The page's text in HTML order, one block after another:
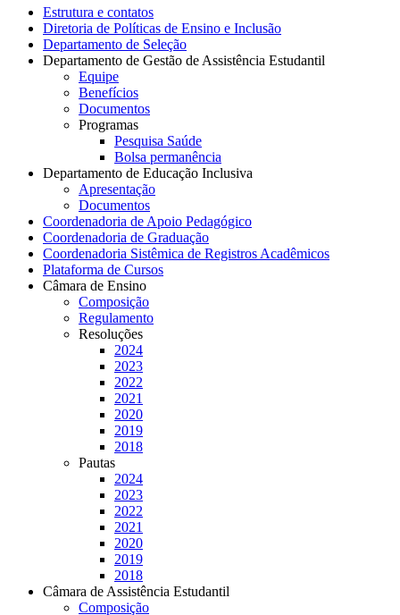
Estrutura e contatos
Diretoria de Políticas de Ensino e Inclusão
Departamento de Seleção
Departamento de Gestão de Assistência Estudantil
Equipe
Benefícios
Documentos
Programas
Pesquisa Saúde
Bolsa permanência
Departamento de Educação Inclusiva
Apresentação
Documentos
Coordenadoria de Apoio Pedagógico
Coordenadoria de Graduação
Coordenadoria Sistêmica de Registros Acadêmicos
Plataforma de Cursos
Câmara de Ensino
Composição
Regulamento
Resoluções
2024
2023
2022
2021
2020
2019
2018
Pautas
2024
2023
2022
2021
2020
2019
2018
Câmara de Assistência Estudantil
Composição